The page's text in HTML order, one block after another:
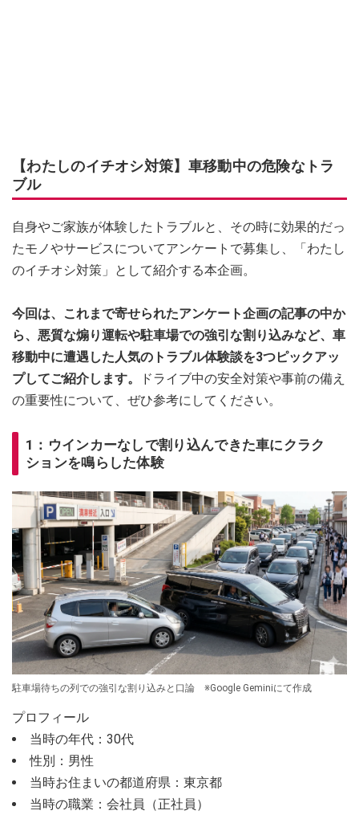
【わたしのイチオシ対策】車移動中の危険なトラ
ブル
自身やご家族が体験したトラブルと、その時に効果的だっ
たモノやサービスについてアンケートで募集し、「わたし
のイチオシ対策」として紹介する本企画。
今回は、これまで寄せられたアンケート企画の記事の中か
ら、悪質な煽り運転や駐車場での強引な割り込みなど、車
移動中に遭遇した人気のトラブル体験談を3つピックアッ
プしてご紹介します。
ドライブ中の安全対策や事前の備え
の重要性について、ぜひ参考にしてください。
1：ウインカーなしで割り込んできた車にクラク
ションを鳴らした体験
駐車場待ちの列での強引な割り込みと口論 ※Google Geminiにて作成
プロフィール
当時の年代：30代
性別：男性
当時お住まいの都道府県：東京都
当時の職業：会社員（正社員）